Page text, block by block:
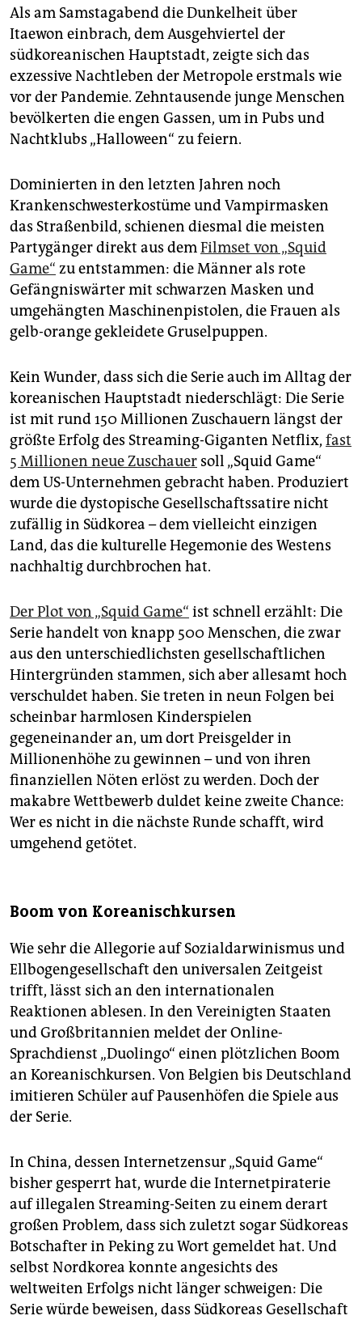
unterstützen
abo
genossenschaft
epaper login
Als am Samstagabend die Dunkelheit über
Itaewon einbrach, dem Ausgehviertel der
südkoreanischen Hauptstadt, zeigte sich das
exzessive Nachtleben der Metropole erstmals wie
vor der Pandemie. Zehntausende junge Menschen
bevölkerten die engen Gassen, um in Pubs und
Nachtklubs „Halloween“ zu feiern.
Dominierten in den letzten Jahren noch
Krankenschwesterkostüme und Vampirmasken
das Straßenbild, schienen diesmal die meisten
Partygänger direkt aus demFilmset von „Squid
Game“ zu entstammen: die Männer als rote
Gefängniswärter mit schwarzen Masken und
umgehängten Maschinenpistolen, die Frauen als
gelb-orange gekleidete Gruselpuppen.
Kein Wunder, dass sich die Serie auch im Alltag der
koreanischen Hauptstadt niederschlägt: Die Serie
ist mit rund 150 Millionen Zuschauern längst der
größte Erfolg des Streaming-Giganten Netflix, fast
5 Millionen neue Zuschauer soll „Squid Game“
dem US-Unternehmen gebracht haben. Produziert
wurde die dystopische Gesellschaftssatire nicht
zufällig in Südkorea – dem vielleicht einzigen
Land, das die kulturelle Hegemonie des Westens
nachhaltig durchbrochen hat.
Der Plot von „Squid Game“ ist schnell erzählt: Die
Serie handelt von knapp 500 Menschen, die zwar
aus den unterschiedlichsten gesellschaftlichen
Hintergründen stammen, sich aber allesamt hoch
verschuldet haben. Sie treten in neun Folgen bei
scheinbar harmlosen Kinderspielen
gegeneinander an, um dort Preisgelder in
Millionenhöhe zu gewinnen – und von ihren
finanziellen Nöten erlöst zu werden. Doch der
makabre Wettbewerb duldet keine zweite Chance:
Wer es nicht in die nächste Runde schafft, wird
umgehend getötet.
Boom von Koreanischkursen
Wie sehr die Allegorie auf Sozialdarwinismus und
Ellbogengesellschaft den universalen Zeitgeist
trifft, lässt sich an den internationalen
Reaktionen ablesen. In den Vereinigten Staaten
und Großbritannien meldet der Online-
Sprachdienst „Duolingo“ einen plötzlichen Boom
an Koreanischkursen. Von Belgien bis Deutschland
imitieren Schüler auf Pausenhöfen die Spiele aus
der Serie.
In China, dessen Internetzensur „Squid Game“
bisher gesperrt hat, wurde die Internetpiraterie
auf illegalen Streaming-Seiten zu einem derart
großen Problem, dass sich zuletzt sogar Südkoreas
Botschafter in Peking zu Wort gemeldet hat. Und
selbst Nordkorea konnte angesichts des
weltweiten Erfolgs nicht länger schweigen: Die
Serie würde beweisen, dass Südkoreas Gesellschaft